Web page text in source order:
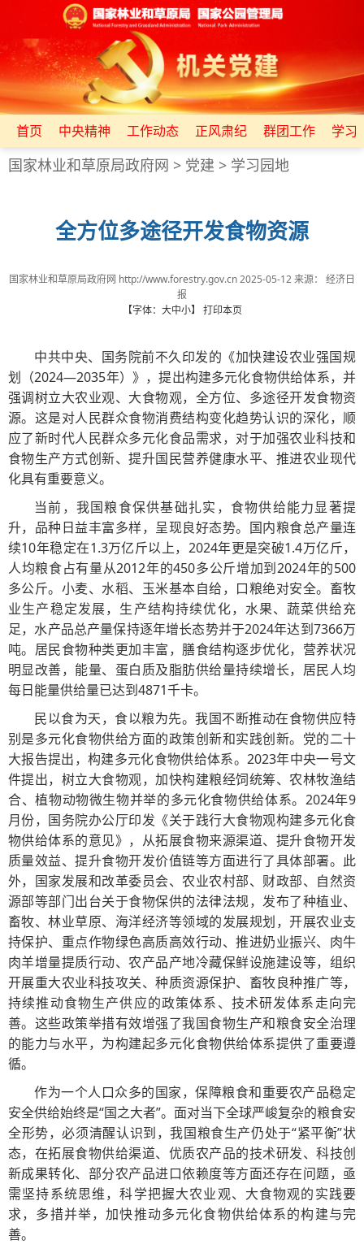
首页 中央精神 工作动态 正风肃纪 群团工作 学习
国家林业和草原局政府网 > 党建 > 学习园地
全方位多途径开发食物资源
国家林业和草原局政府网 http://www.forestry.gov.cn2025-05-12来源： 经济日
报
【字体： 大中小】 打印本页
中共中央、国务院前不久印发的《加快建设农业强国规
划（2024—2035年）》，提出构建多元化食物供给体系，并
强调树立大农业观、大食物观，全方位、多途径开发食物资
源。这是对人民群众食物消费结构变化趋势认识的深化，顺
应了新时代人民群众多元化食品需求，对于加强农业科技和
食物生产方式创新、提升国民营养健康水平、推进农业现代
化具有重要意义。
当前，我国粮食保供基础扎实，食物供给能力显著提
升，品种日益丰富多样，呈现良好态势。国内粮食总产量连
续10年稳定在1.3万亿斤以上，2024年更是突破1.4万亿斤，
人均粮食占有量从2012年的450多公斤增加到2024年的500
多公斤。小麦、水稻、玉米基本自给，口粮绝对安全。畜牧
业生产稳定发展，生产结构持续优化，水果、蔬菜供给充
足，水产品总产量保持逐年增长态势并于2024年达到7366万
吨。居民食物种类更加丰富，膳食结构逐步优化，营养状况
明显改善，能量、蛋白质及脂肪供给量持续增长，居民人均
每日能量供给量已达到4871千卡。
民以食为天，食以粮为先。我国不断推动在食物供应特
别是多元化食物供给方面的政策创新和实践创新。党的二十
大报告提出，构建多元化食物供给体系。2023年中央一号文
件提出，树立大食物观，加快构建粮经饲统筹、农林牧渔结
合、植物动物微生物并举的多元化食物供给体系。2024年9
月份，国务院办公厅印发《关于践行大食物观构建多元化食
物供给体系的意见》，从拓展食物来源渠道、提升食物开发
质量效益、提升食物开发价值链等方面进行了具体部署。此
外，国家发展和改革委员会、农业农村部、财政部、自然资
源部等部门出台关于食物保供的法律法规，发布了种植业、
畜牧、林业草原、海洋经济等领域的发展规划，开展农业支
持保护、重点作物绿色高质高效行动、推进奶业振兴、肉牛
肉羊增量提质行动、农产品产地冷藏保鲜设施建设等，组织
开展重大农业科技攻关、种质资源保护、畜牧良种推广等，
持续推动食物生产供应的政策体系、技术研发体系走向完
善。这些政策举措有效增强了我国食物生产和粮食安全治理
的能力与水平，为构建起多元化食物供给体系提供了重要遵
循。
作为一个人口众多的国家，保障粮食和重要农产品稳定
安全供给始终是“国之大者”。面对当下全球严峻复杂的粮食安
全形势，必须清醒认识到，我国粮食生产仍处于“紧平衡”状
态，在拓展食物供给渠道、优质农产品的技术研发、科技创
新成果转化、部分农产品进口依赖度等方面还存在问题，亟
需坚持系统思维，科学把握大农业观、大食物观的实践要
求，多措并举，加快推动多元化食物供给体系的构建与完
善。